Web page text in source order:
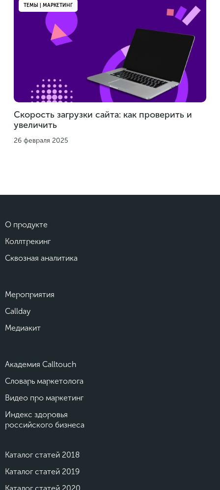
ТЕМЫ | МАРКЕТИНГ
Скорость загрузки сайта: как проверить и
увеличить
26 февраля 2025
О продукте
Коллтрекинг
Сквозная аналитика
Мероприятия
Callday
Медиакит
Академия Calltouch
Словарь маркетолога
Видео про маркетинг
Индекс здоровья
российского бизнеса
Каталог статей 2018
Каталог статей 2019